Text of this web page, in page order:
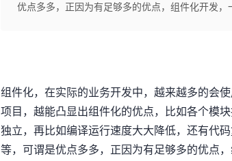
优点多多，正因为有足够多的优点，组件化开发，
组件化，在实际的业务开发中，越来越多的会
项目，越能凸显出组件化的优点，比如各个模
独立，再比如编译运行速度大大降低，还有代
等，可谓是优点多多，正因为有足够多的优点